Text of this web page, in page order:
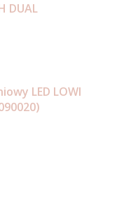
DUAL
LED LOWI